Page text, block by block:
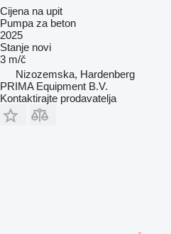
Cijena na upit
Pumpa za beton
2025
Stanje novi
3 m/č
Nizozemska, Hardenberg
PRIMA Equipment B.V.
Kontaktirajte prodavatelja